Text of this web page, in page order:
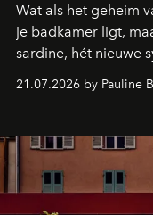
Wat als het geheim
je badkamer ligt,
sardine, hét nieuwe
21.07.2026 by Pauline